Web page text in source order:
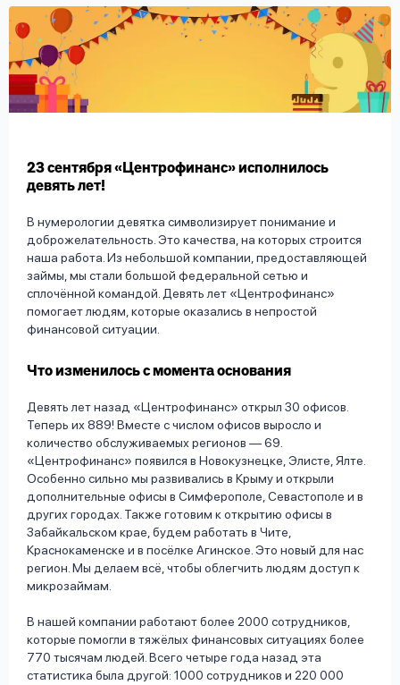
23 сентября «Центрофинанс» исполнилось
девять лет!
В нумерологии девятка символизирует понимание и
доброжелательность. Это качества, на которых строится
наша работа. Из небольшой компании, предоставляющей
займы, мы стали большой федеральной сетью и
сплочённой командой. Девять лет «Центрофинанс»
помогает людям, которые оказались в непростой
финансовой ситуации.
Что изменилось с момента основания
Девять лет назад «Центрофинанс» открыл 30 офисов.
Теперь их 889! Вместе с числом офисов выросло и
количество обслуживаемых регионов — 69.
«Центрофинанс» появился в Новокузнецке, Элисте, Ялте.
Особенно сильно мы развивались в Крыму и открыли
дополнительные офисы в Симферополе, Севастополе и в
других городах. Также готовим к открытию офисы в
Забайкальском крае, будем работать в Чите,
Краснокаменске и в посёлке Агинское. Это новый для нас
регион. Мы делаем всё, чтобы облегчить людям доступ к
микрозаймам.
В нашей компании работают более 2000 сотрудников,
которые помогли в тяжёлых финансовых ситуациях более
770 тысячам людей. Всего четыре года назад эта
статистика была другой: 1000 сотрудников и 220 000
Оформить заявку
Войти под другим номером
Задать
вопрос
Ответы
на
вопросы
даю
согласие
на
обработку
данных